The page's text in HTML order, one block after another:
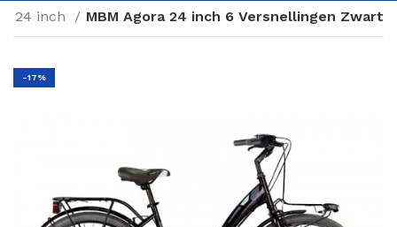
24 inch MBM Agora 24 inch 6 Versnellingen Zwart
-17%